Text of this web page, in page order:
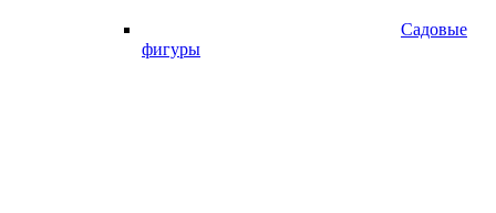
Садовые
фигуры